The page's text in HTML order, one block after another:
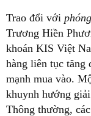
Trao đổi với
Trương Hiền
khoán KIS Việt
hàng liên tục tăng
mạnh mua vào.
khuynh hướng
Thông thường,